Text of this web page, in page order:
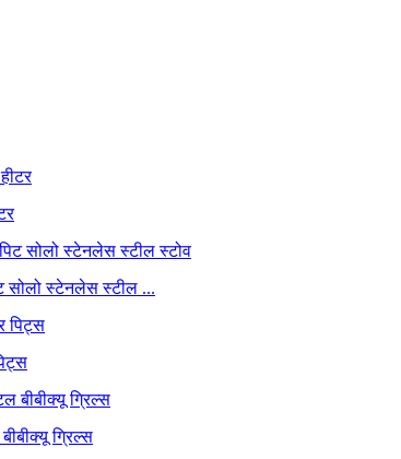
सोलो स्टेनलेस स्टील ...
ग्रिल्स